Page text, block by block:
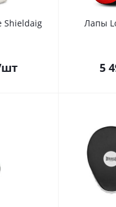
Shieldaig Лапы
5